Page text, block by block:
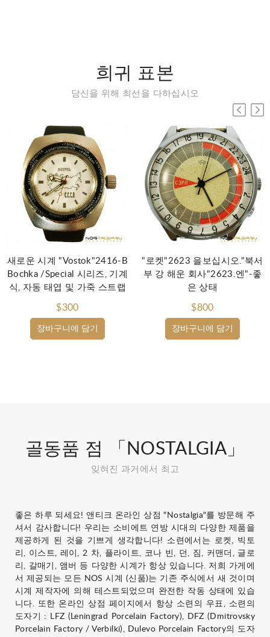
희귀 표본
당신을 위해 최선을 다하십시오
장바구니에 담기
새로운 시계 "Vostok"2416-B
Bochka /Special 시리즈, 기계
식, 자동 태엽 및 가죽 스트랩
$300
장바구니에 담기
"로켓"2623 을보십시오."북서
부 강 해운 회사"2623.엔"-좋
은 상태
$800
골동품 점 「NOSTALGIA」
잊혀진 과거에서 최고
좋은 하루 되세요! 앤티크 온라인 상점 "Nostalgia"를 방문해 주
셔서 감사합니다! 우리는 소비에트 연방 시대의 다양한 제품을
제공하게 된 것을 기쁘게 생각합니다! 소련에서는 로켓, 빅토
리, 이스트, 레이, 2 차, 플라이트, 코나 빈, 던, 짐, 커맨더, 글로
리, 갈매기, 앰버 등 다양한 시계가 항상 있습니다. 저희 가게에
서 제공되는 모든 NOS 시계 (신품)는 기존 주식에서 새 것이며
시계 제작자에 의해 테스트되었으며 완전한 작동 상태에 있습
니다. 또한 온라인 상점 페이지에서 항상 소련의 우표, 소련의
도자기 : LFZ (Leningrad Porcelain Factory), DFZ (Dmitrovsky
Porcelain Factory / Verbilki), Dulevo Porcelain Factory의 도자